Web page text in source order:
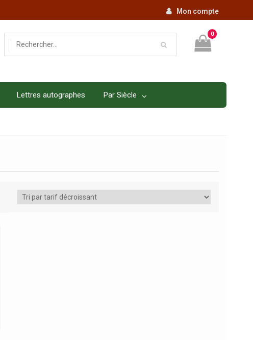
Mon compte
0
Lettres autographes Par Siècle